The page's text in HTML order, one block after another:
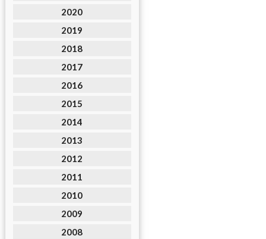
2020
2019
2018
2017
2016
2015
2014
2013
2012
2011
2010
2009
2008